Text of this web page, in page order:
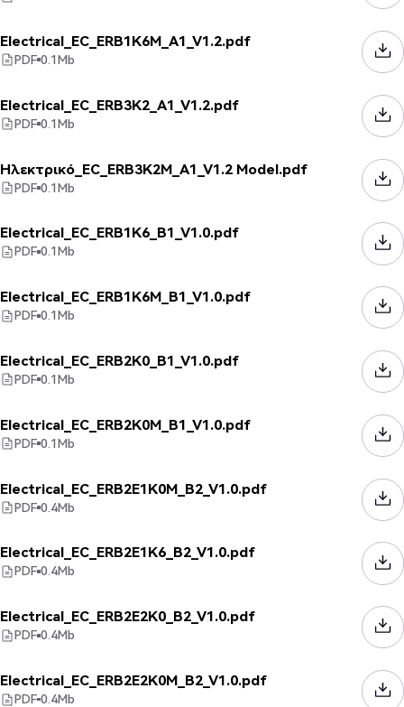
Electrical_EC_ERB1K6M_A1_V1.2.pdf
PDF 0.1Mb
Electrical_EC_ERB3K2_A1_V1.2.pdf
PDF 0.1Mb
Ηλεκτρικό_EC_ERB3K2M_A1_V1.2 Model.pdf
PDF 0.1Mb
Electrical_EC_ERB1K6_B1_V1.0.pdf
PDF 0.1Mb
Electrical_EC_ERB1K6M_B1_V1.0.pdf
PDF 0.1Mb
Electrical_EC_ERB2K0_B1_V1.0.pdf
PDF 0.1Mb
Electrical_EC_ERB2K0M_B1_V1.0.pdf
PDF 0.1Mb
Electrical_EC_ERB2E1K0M_B2_V1.0.pdf
PDF 0.4Mb
Electrical_EC_ERB2E1K6_B2_V1.0.pdf
PDF 0.4Mb
Electrical_EC_ERB2E2K0_B2_V1.0.pdf
PDF 0.4Mb
Electrical_EC_ERB2E2K0M_B2_V1.0.pdf
PDF 0.4Mb